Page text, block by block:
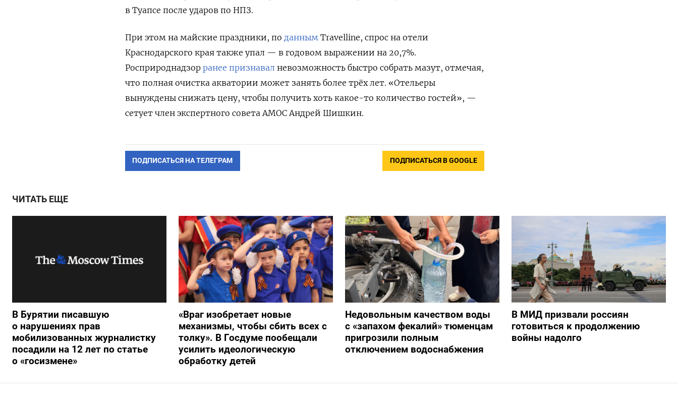
в Туапсе после ударов по НПЗ.
При этом на майские праздники, по данным Travelline, спрос на отели
Краснодарского края также упал — в годовом выражении на 20,7%.
Росприроднадзор ранее признавал невозможность быстро собрать мазут, отмечая,
что полная очистка акватории может занять более трёх лет. «Отельеры
вынуждены снижать цену, чтобы получить хоть какое-то количество гостей», —
сетует член экспертного совета АМОС Андрей Шишкин.
ПОДПИСАТЬСЯ НА ТЕЛЕГРАМ ПОДПИСАТЬСЯ В GOOGLE
ЧИТАТЬ ЕЩЕ
В Бурятии писавшую
о нарушениях прав
мобилизованных журналистку
посадили на 12 лет по статье
о «госизмене»
«Враг изобретает новые
механизмы, чтобы сбить всех с
толку». В Госдуме пообещали
усилить идеологическую
обработку детей
Недовольным качеством воды
с «запахом фекалий» тюменцам
пригрозили полным
отключением водоснабжения
В МИД призвали россиян
готовиться к продолжению
войны надолго